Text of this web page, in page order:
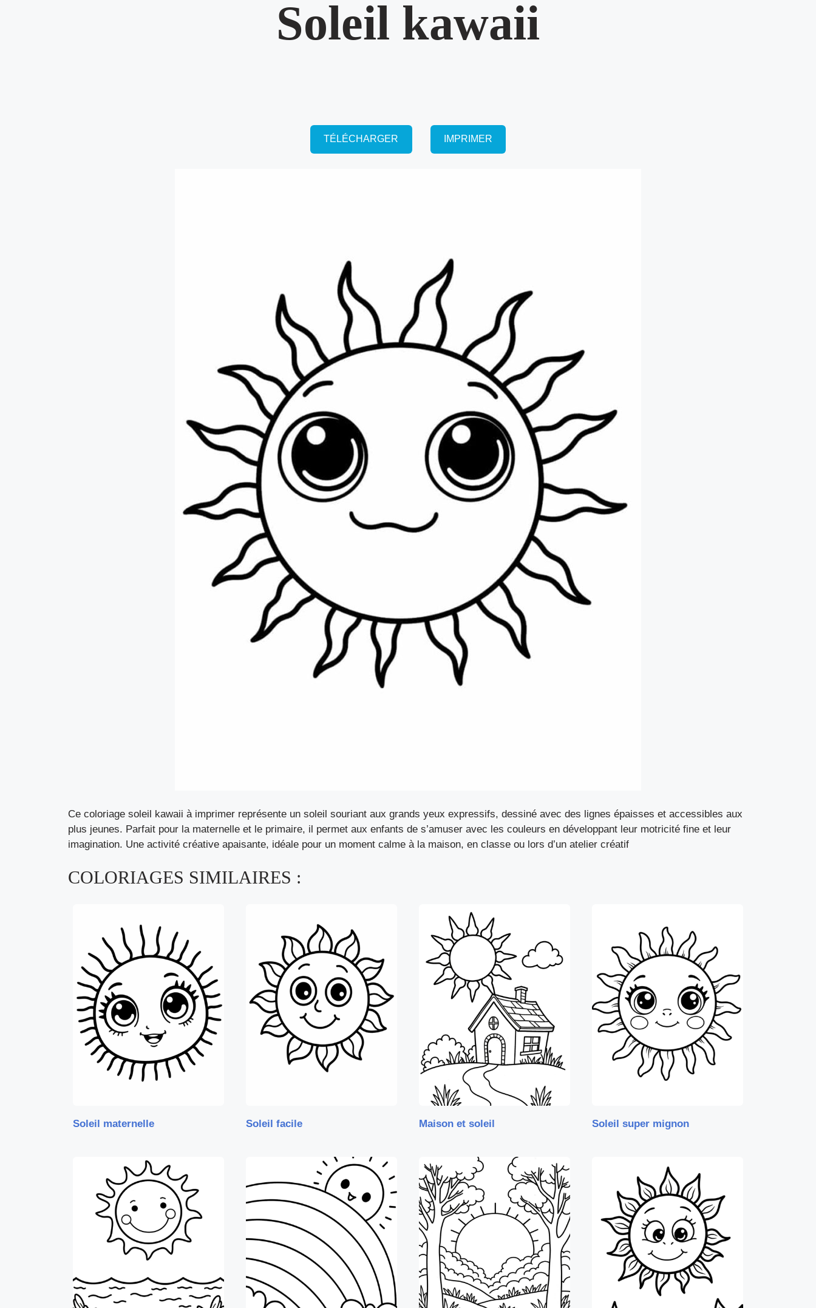
Soleil kawaii
TÉLÉCHARGER IMPRIMER
Ce coloriage soleil kawaii à imprimer représente un soleil souriant aux grands yeux expressifs, dessiné avec des lignes épaisses et accessibles aux
plus jeunes. Parfait pour la maternelle et le primaire, il permet aux enfants de s’amuser avec les couleurs en développant leur motricité fine et leur
imagination. Une activité créative apaisante, idéale pour un moment calme à la maison, en classe ou lors d’un atelier créatif
COLORIAGES SIMILAIRES :
Soleil maternelle Soleil facile Maison et soleil Soleil super mignon